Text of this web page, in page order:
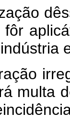
multa